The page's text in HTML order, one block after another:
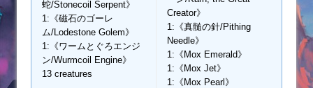
蛇/Stonecoil Serpent》
1:《磁石のゴーレ
ム/Lodestone Golem》
1:《ワームとぐろエンジ
ン/Wurmcoil Engine》
13 creatures
Creator》
1:《真髄の針/Pithing
Needle》
1:《Mox Emerald》
1:《Mox Jet》
1:《Mox Pearl》